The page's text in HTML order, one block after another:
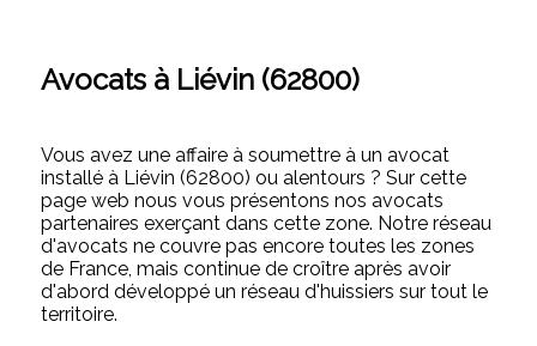
Avocats à Liévin (62800)
Vous avez une affaire à soumettre à un avocat
installé à Liévin (62800) ou alentours ? Sur cette
page web nous vous présentons nos avocats
partenaires exerçant dans cette zone. Notre réseau
d'avocats ne couvre pas encore toutes les zones
de France, mais continue de croître après avoir
d'abord développé un réseau d'huissiers sur tout le
territoire.